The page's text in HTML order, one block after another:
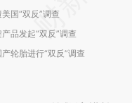
国“双反”调查
品发起“双反”调查
轮胎进行“双反”调查